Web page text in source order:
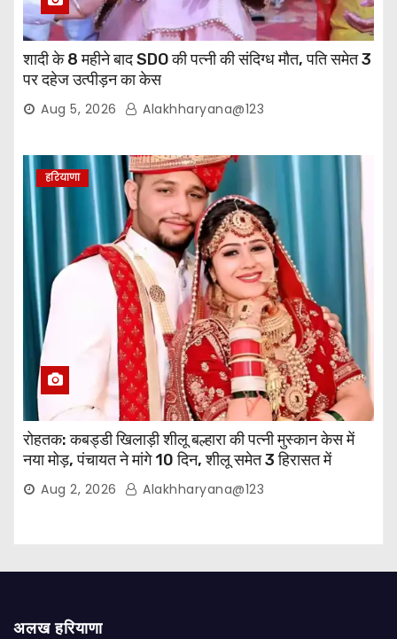
शादी के 8 महीने बाद SDO की पत्नी की संदिग्ध मौत, पति समेत 3
पर दहेज उत्पीड़न का केस
Aug 5, 2026 Alakhharyana@123
हरियाणा
रोहतक: कबड्डी खिलाड़ी शीलू बल्हारा की पत्नी मुस्कान केस में
नया मोड़, पंचायत ने मांगे 10 दिन, शीलू समेत 3 हिरासत में
Aug 2, 2026 Alakhharyana@123
अलख हरियाणा